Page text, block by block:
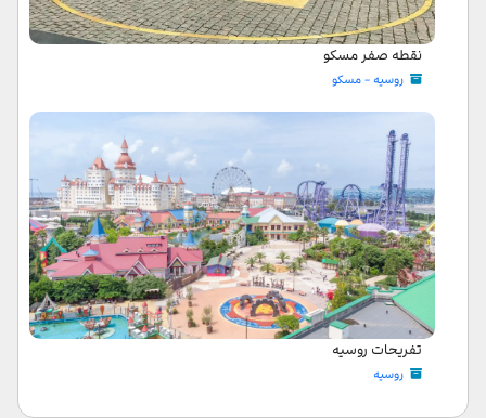
نقطه صفر مسکو
روسیه - مسکو
تفریحات روسیه
روسیه